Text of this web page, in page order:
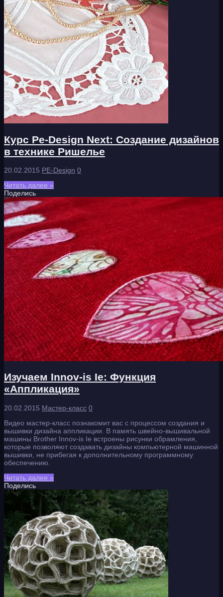
Курс Pe-Design Next: Создание дизайнов
в технике Ришелье
20.02.2015 PE-Design 0
Читать далее »
Поделись
Изучаем Innov-is Ie: Функция
«Аппликация»
20.02.2015 Мастер-класс 0
Видео мастер-класс познакомит вас с процессом создания и
вышивки дизайна аппликации. В память швейно-вышивальной
машины Brother Innov-is Ie встроены рисунки обрамления,
которые позволяют создавать дизайны компьютерной машинной
вышивки, не прибегая к дополнительному программному
обеспечению.
Читать далее »
Поделись